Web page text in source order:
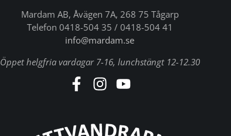
Mardam AB, Åvägen 7A, 268 75 Tågarp
Telefon 0418-504 35 / 0418-504 41
info@mardam.se
Öppet helgfria vardagar 7-16, lunchstängt 12-12.30